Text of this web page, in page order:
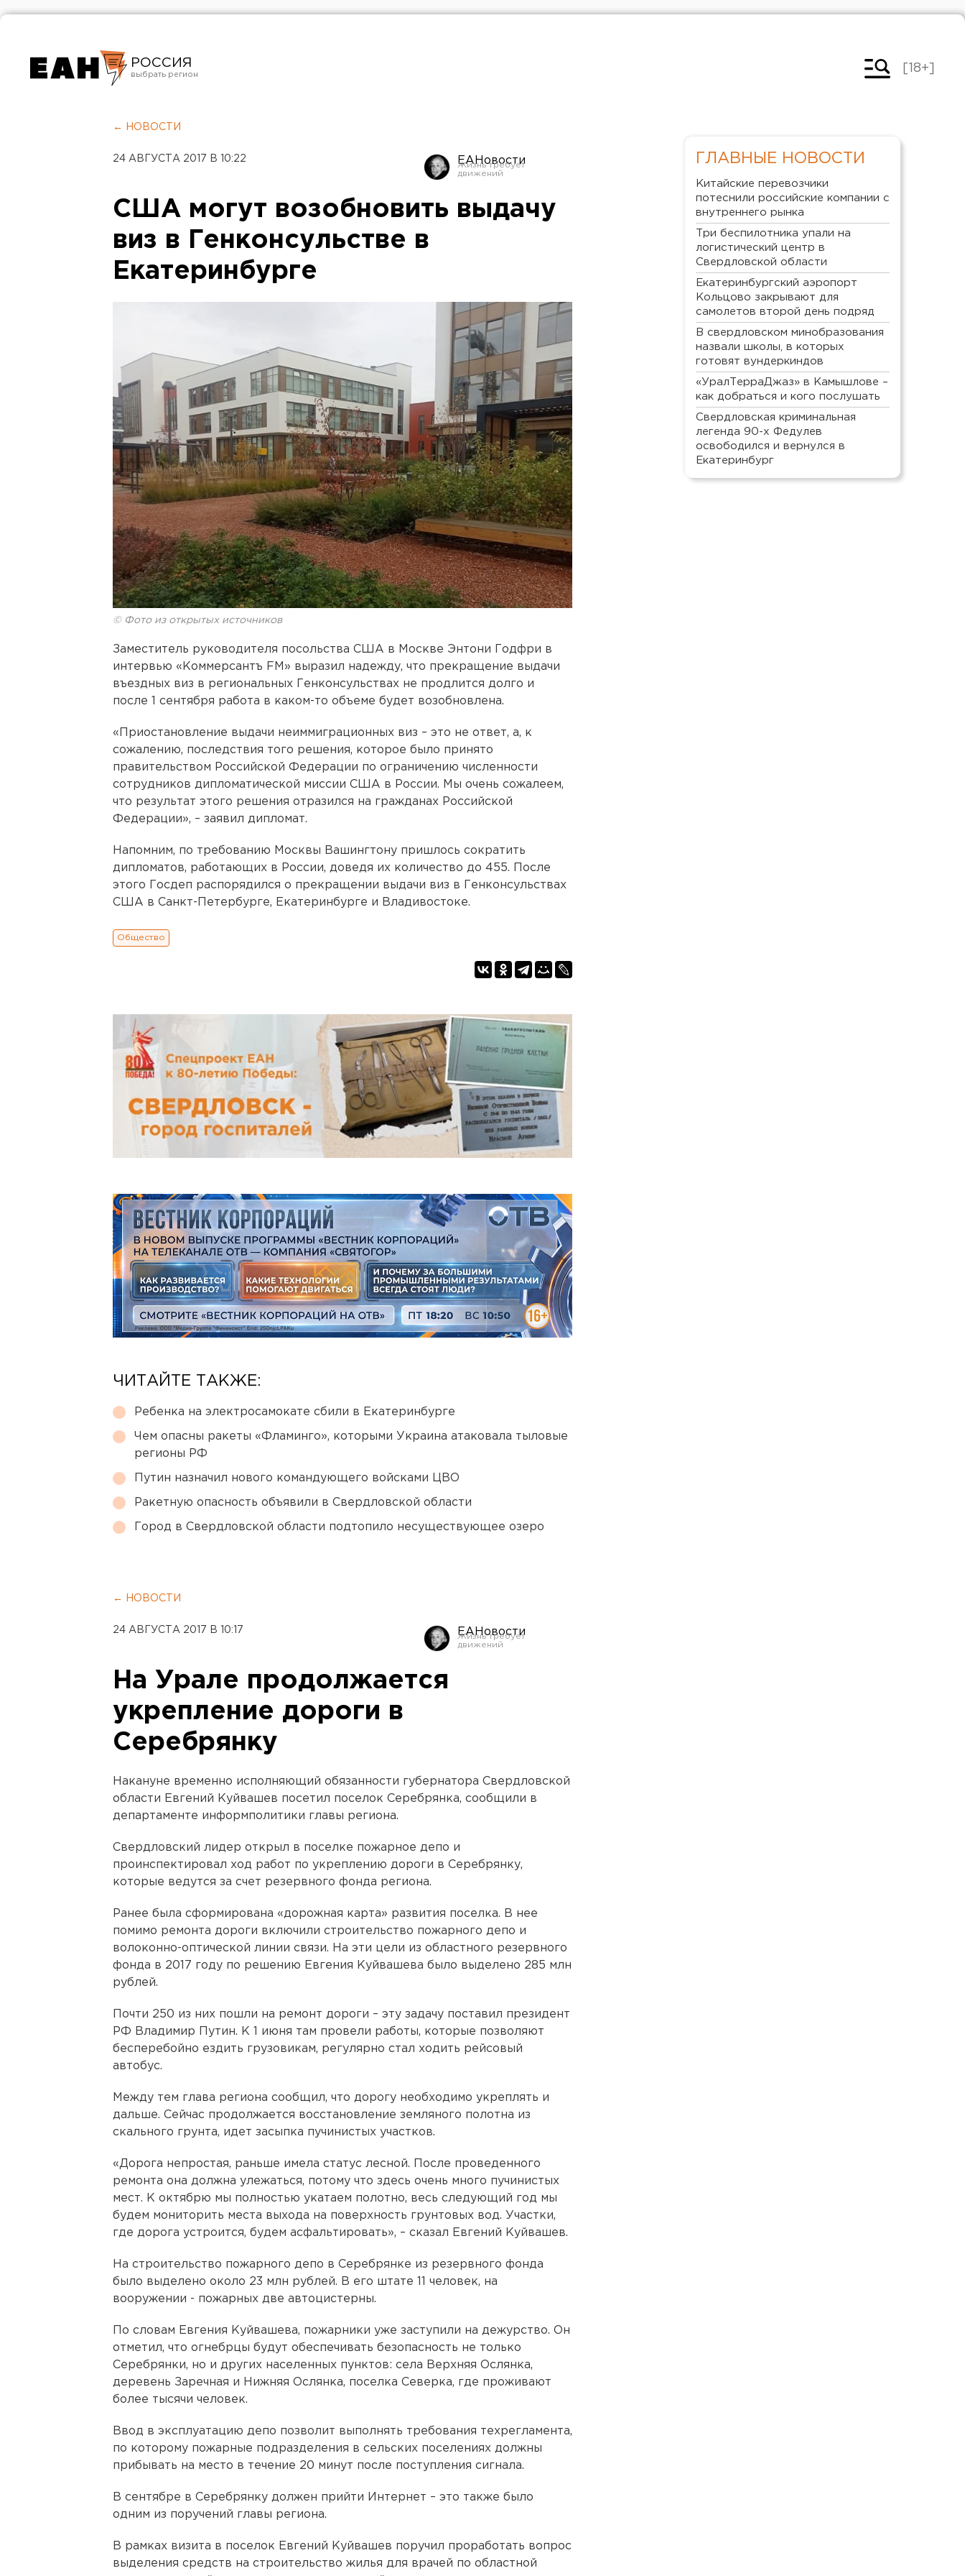
РОССИЯ
Челябинск
[18+]
← НОВОСТИ
24 АВГУСТА 2017 В 10:22 ЕАНовости
США могут возобновить выдачу
виз в Генконсульстве в
Екатеринбурге
© Фото из открытых источников
Заместитель руководителя посольства США в Москве Энтони Годфри в
интервью «Коммерсантъ FM» выразил надежду, что прекращение выдачи
въездных виз в региональных Генконсульствах не продлится долго и
после 1 сентября работа в каком-то объеме будет возобновлена.
«Приостановление выдачи неиммиграционных виз – это не ответ, а, к
сожалению, последствия того решения, которое было принято
правительством Российской Федерации по ограничению численности
сотрудников дипломатической миссии США в России. Мы очень сожалеем,
что результат этого решения отразился на гражданах Российской
Федерации», – заявил дипломат.
Напомним, по требованию Москвы Вашингтону пришлось сократить
дипломатов, работающих в России, доведя их количество до 455. После
этого Госдеп распорядился о прекращении выдачи виз в Генконсульствах
США в Санкт-Петербурге, Екатеринбурге и Владивостоке.
Общество
ЧИТАЙТЕ ТАКЖЕ:
Ребенка на электросамокате сбили в Екатеринбурге
Чем опасны ракеты «Фламинго», которыми Украина атаковала тыловые
регионы РФ
Путин назначил нового командующего войсками ЦВО
Ракетную опасность объявили в Свердловской области
Город в Свердловской области подтопило несуществующее озеро
← НОВОСТИ
24 АВГУСТА 2017 В 10:17 ЕАНовости
На Урале продолжается
укрепление дороги в
Серебрянку
Накануне временно исполняющий обязанности губернатора Свердловской
области Евгений Куйвашев посетил поселок Серебрянка, сообщили в
департаменте информполитики главы региона.
Свердловский лидер открыл в поселке пожарное депо и
проинспектировал ход работ по укреплению дороги в Серебрянку,
которые ведутся за счет резервного фонда региона.
Ранее была сформирована «дорожная карта» развития поселка. В нее
помимо ремонта дороги включили строительство пожарного депо и
волоконно-оптической линии связи. На эти цели из областного резервного
фонда в 2017 году по решению Евгения Куйвашева было выделено 285 млн
рублей.
Почти 250 из них пошли на ремонт дороги – эту задачу поставил президент
РФ Владимир Путин. К 1 июня там провели работы, которые позволяют
бесперебойно ездить грузовикам, регулярно стал ходить рейсовый
автобус.
Между тем глава региона сообщил, что дорогу необходимо укреплять и
дальше. Сейчас продолжается восстановление земляного полотна из
скального грунта, идет засыпка пучинистых участков.
«Дорога непростая, раньше имела статус лесной. После проведенного
ремонта она должна улежаться, потому что здесь очень много пучинистых
мест. К октябрю мы полностью укатаем полотно, весь следующий год мы
будем мониторить места выхода на поверхность грунтовых вод. Участки,
где дорога устроится, будем асфальтировать», – сказал Евгений Куйвашев.
На строительство пожарного депо в Серебрянке из резервного фонда
было выделено около 23 млн рублей. В его штате 11 человек, на
вооружении - пожарных две автоцистерны.
По словам Евгения Куйвашева, пожарники уже заступили на дежурство. Он
отметил, что огнебрцы будут обеспечивать безопасность не только
Серебрянки, но и других населенных пунктов: села Верхняя Ослянка,
деревень Заречная и Нижняя Ослянка, поселка Северка, где проживают
более тысячи человек.
Ввод в эксплуатацию депо позволит выполнять требования техрегламента,
по которому пожарные подразделения в сельских поселениях должны
прибывать на место в течение 20 минут после поступления сигнала.
В сентябре в Серебрянку должен прийти Интернет – это также было
одним из поручений главы региона.
В рамках визита в поселок Евгений Куйвашев поручил проработать вопрос
выделения средств на строительство жилья для врачей по областной
ГЛАВНЫЕ НОВОСТИ
Китайские перевозчики
потеснили российские компании с
внутреннего рынка
Три беспилотника упали на
логистический центр в
Свердловской области
Екатеринбургский аэропорт
Кольцово закрывают для
самолетов второй день подряд
В свердловском минобразования
назвали школы, в которых
готовят вундеркиндов
«УралТерраДжаз» в Камышлове –
как добраться и кого послушать
Свердловская криминальная
легенда 90-х Федулев
освободился и вернулся в
Екатеринбург